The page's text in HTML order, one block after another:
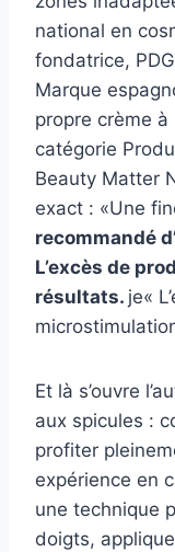
national en
fondatrice,
Marque
propre crème
catégorie
Beauty Matter
exact : «Une
recommandé
L’excès de
résultats. je«
Et là s’ouvre
aux spicules :
profiter
expérience en
une technique
doigts,